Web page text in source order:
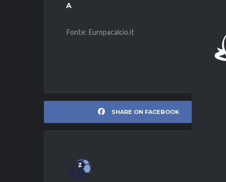
A
Fonte: Europacalcio.it
SHARE ON FACEBOOK